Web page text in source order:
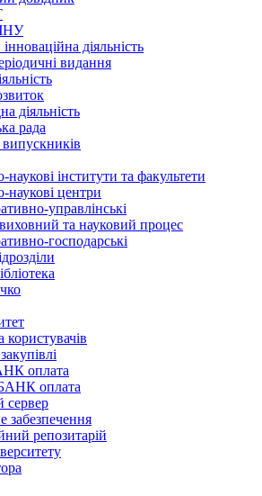
діяльність
видання
діяльність
рада
випускників
наукові інститути та факультети
наукові центри
управлінські
та науковий процес
господарські
користувачів
оплата
оплата
забезпечення
репозитарій